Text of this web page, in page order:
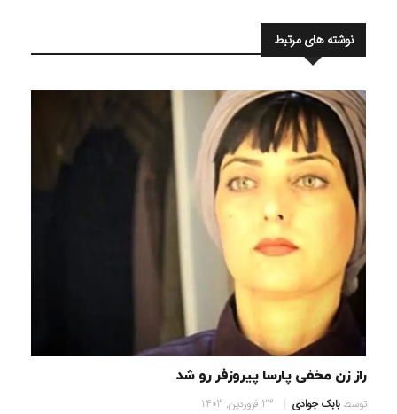
نوشته های مرتبط
راز زن مخفی پارسا پیروزفر رو شد
توسطبابک جوادی 23 فروردین, 1403